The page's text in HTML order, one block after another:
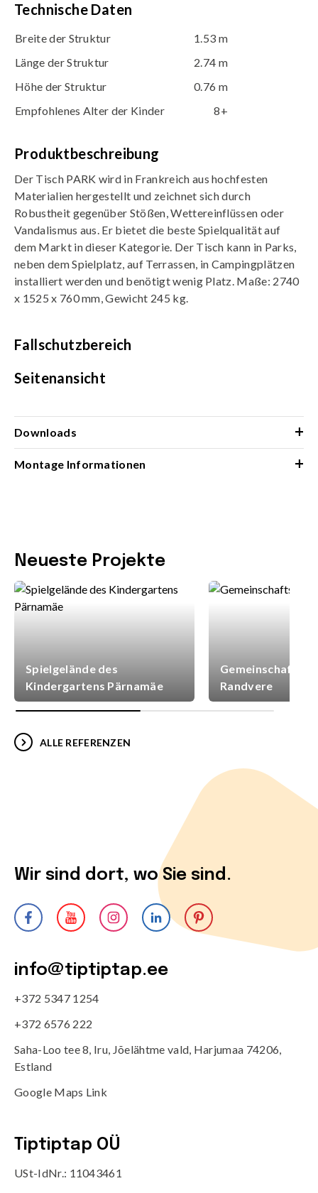
Technische Daten
Breite der Struktur
1.53 m
Länge der Struktur
2.74 m
Höhe der Struktur
0.76 m
Empfohlenes Alter der Kinder
8+
Produktbeschreibung
Der Tisch PARK wird in Frankreich aus hochfesten
Materialien hergestellt und zeichnet sich durch
Robustheit gegenüber Stößen, Wettereinflüssen oder
Vandalismus aus. Er bietet die beste Spielqualität auf
dem Markt in dieser Kategorie. Der Tisch kann in Parks,
neben dem Spielplatz, auf Terrassen, in Campingplätzen
installiert werden und benötigt wenig Platz. Maße: 2740
x 1525 x 760 mm, Gewicht 245 kg.
Fallschutzbereich
Seitenansicht
Downloads +
Montage Informationen +
Neueste Projekte
Spielgelände des
Kindergartens Pärnamäe
Randvere
ALLE REFERENZEN
Wir sind dort, wo Sie sind.
info@tiptiptap.ee
+372 5347 1254
+372 6576 222
Saha-Loo tee 8, Iru, Jõelähtme vald, Harjumaa 74206,
Estland
Google Maps Link
Tiptiptap OÜ
USt-IdNr.: 11043461